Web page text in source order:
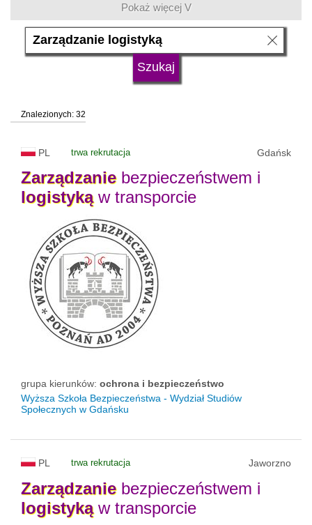
język
status uczelni
Pokaż więcej V
Znalezionych: 32
PL trwa rekrutacja Gdańsk
Zarządzaniebezpieczeństwem i
logistykąw transporcie
grupa kierunków: ochrona i bezpieczeństwo
Wyższa Szkoła Bezpieczeństwa - Wydział Studiów
Społecznych w Gdańsku
PL trwa rekrutacja Jaworzno
Zarządzaniebezpieczeństwem i
logistykąw transporcie